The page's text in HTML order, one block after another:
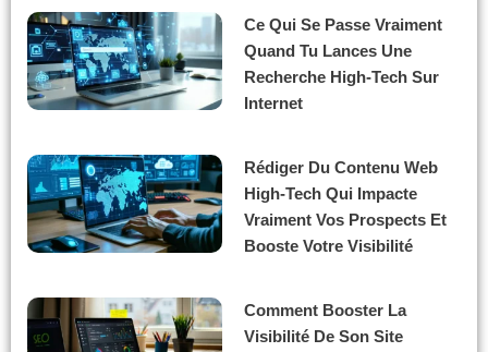
Ce Qui Se Passe Vraiment
Quand Tu Lances Une
Recherche High-Tech Sur
Internet
Rédiger Du Contenu Web
High-Tech Qui Impacte
Vraiment Vos Prospects Et
Booste Votre Visibilité
Comment Booster La
Visibilité De Son Site